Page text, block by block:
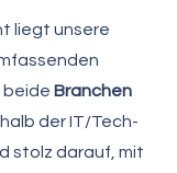
liegt unsere
beide Branchen
der IT/Tech-
stolz darauf, mit